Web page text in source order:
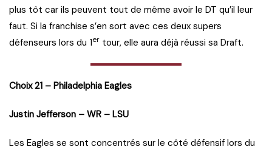
plus tôt car ils peuvent tout de même avoir le DT qu’il leur
faut. Si la franchise s’en sort avec ces deux supers
défenseurs lors du 1er tour, elle aura déjà réussi sa Draft.
Choix 21 – Philadelphia Eagles
Justin Jefferson – WR – LSU
Les Eagles se sont concentrés sur le côté défensif lors du